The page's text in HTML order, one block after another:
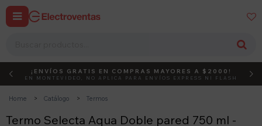
 
DEBUT ACTIVÁ EL CÓDIGO
¡ENVÍOS GRATIS EN COMPRAS MAYORES A $2000!
EN MONTEVIDEO, NO APLICA PARA ENVÍOS EXPRESS NI FLASH
Home Catálogo Termos
Termo Selecta Aqua Doble pared 750 ml -